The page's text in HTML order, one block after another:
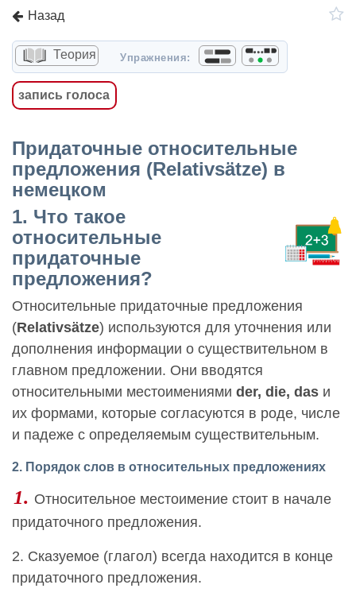
Назад
Теория Упражнения:
запись голоса
Придаточные относительные
предложения (Relativsätze) в
немецком
1. Что такое
относительные
придаточные
предложения?
Относительные придаточные предложения
(Relativsätze) используются для уточнения или
дополнения информации о существительном в
главном предложении. Они вводятся
относительными местоимениями der, die, das и
их формами, которые согласуются в роде, числе
и падеже с определяемым существительным.
2. Порядок слов в относительных предложениях
1. Относительное местоимение стоит в начале
придаточного предложения.
2. Сказуемое (глагол) всегда находится в конце
придаточного предложения.